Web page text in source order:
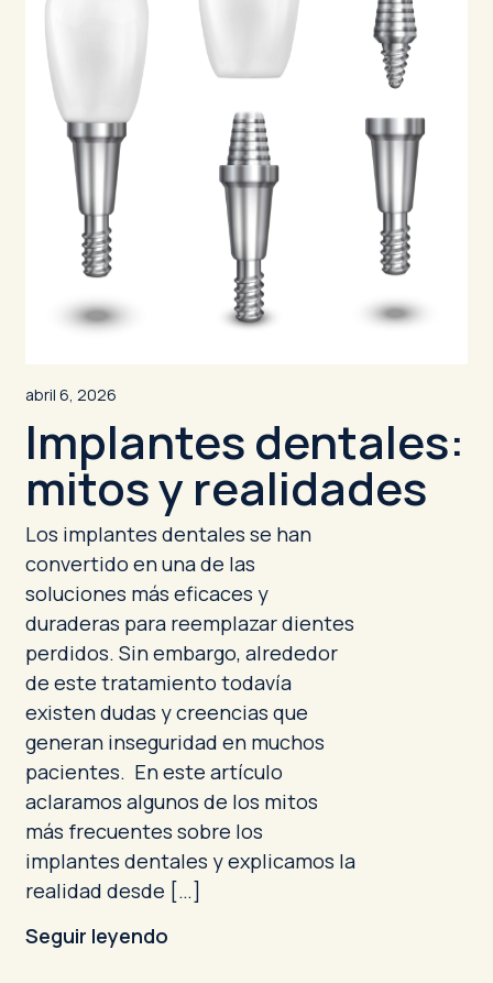
abril 6, 2026
Implantes dentales:
mitos y realidades
Los implantes dentales se han
convertido en una de las
soluciones más eficaces y
duraderas para reemplazar dientes
perdidos. Sin embargo, alrededor
de este tratamiento todavía
existen dudas y creencias que
generan inseguridad en muchos
pacientes. En este artículo
aclaramos algunos de los mitos
más frecuentes sobre los
implantes dentales y explicamos la
realidad desde […]
Seguir leyendo